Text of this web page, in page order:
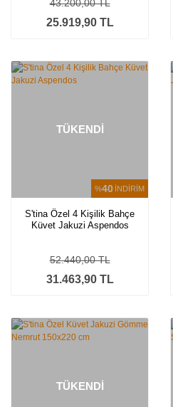
25.919,90 TL
43.200,00 TL
%40 İNDİRİM
TÜKENDİ
S'tina Özel 4 Kişilik Bahçe
Küvet Jakuzi Aspendos
31.463,90 TL
52.440,00 TL
TÜKENDİ